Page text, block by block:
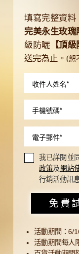
填寫完整資
完美永生玫瑰
級防曬 【頂
送完為止。(恕
收件人姓名*
手機號碼*
電子郵件*
我已詳閱並
政策及網站
行銷活動訊
免費
活動期間：6/
活動期間每人